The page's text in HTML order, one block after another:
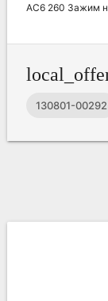
AC6 260 Зажим
130801-00292